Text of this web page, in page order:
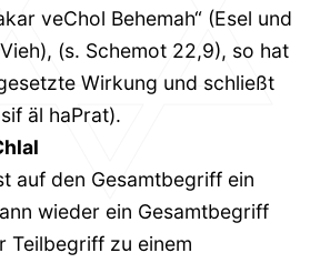
veChol Behemah“ (Esel und
(s. Schemot 22,9), so hat
Wirkung und schließt
äl haPrat).
auf den Gesamtbegriff ein
wieder ein Gesamtbegriff
Teilbegriff zu einem